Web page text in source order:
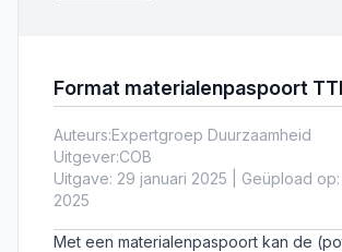
Format materialenpaspoort TTI
Auteurs:Expertgroep Duurzaamheid
Uitgever:COB
Uitgave: 29 januari 2025 | Geüpload
2025
Met een materialenpaspoort kan de